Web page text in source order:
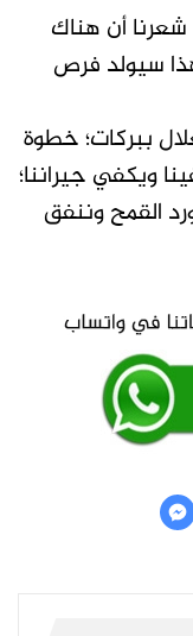
شعرنا أن هناك
سيولد فرص
ببركات؛ خطوة
ويكفي جيراننا؛
القمح وننفق